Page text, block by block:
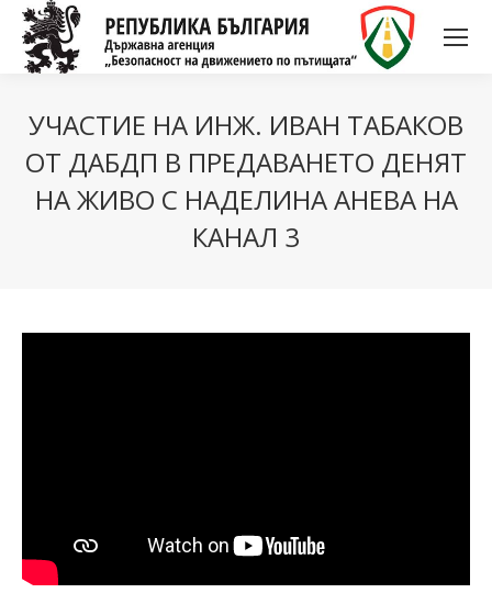
УЧАСТИЕ НА ИНЖ. ИВАН ТАБАКОВ
ОТ ДАБДП В ПРЕДАВАНЕТО ДЕНЯТ
НА ЖИВО С НАДЕЛИНА АНЕВА НА
КАНАЛ 3